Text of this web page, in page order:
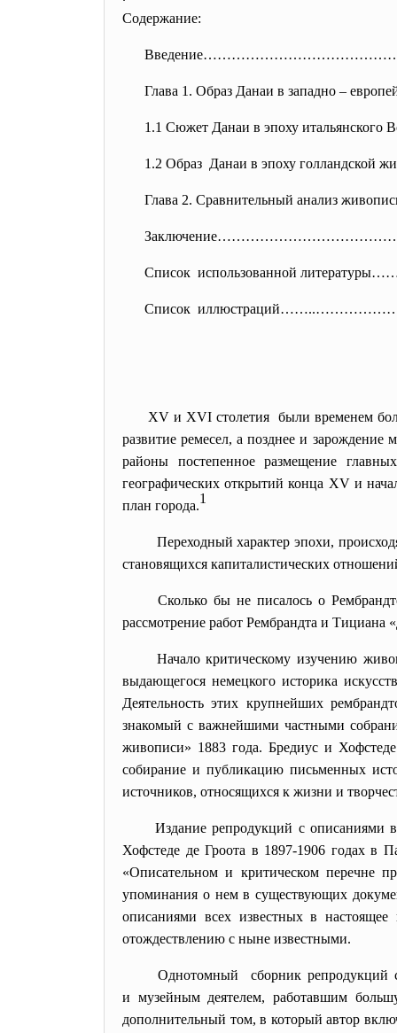
Содержание:
Глава 1. Образ Данаи в западно –
1.1 Сюжет Данаи в эпоху
1.2 Образ Данаи в эпоху
Глава 2. Сравнительный анализ
Список использованной
Список
XV и XVI столетия были временем
развитие ремесел, а позднее и
районы постепенное размещение
географических открытий конца XV и
план города.1
Переходный характер эпохи,
становящихся капиталистических
Сколько бы не писалось о
рассмотрение работ Рембрандта и
Начало критическому изучению
выдающегося немецкого историка
Деятельность этих крупнейших
знакомый с важнейшими частными
живописи» 1883 года. Бредиус и
собирание и публикацию письменных
источников, относящихся к жизни и
Издание репродукций с описаниями
Хофстеде де Гроота в 1897-1906 годах в
«Описательном и критическом перечне
упоминания o нем в существующих
описаниями всех известных в
отождествлению с ныне известными.
Однотомный сборник репродукций
и музейным деятелем, работавшим
дополнительный том, в который автор